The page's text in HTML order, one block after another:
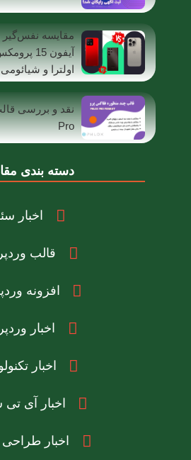
مقایسه
اولترا و شیائومی 14
Pro
دسته بندی
اخبار
قالب
افزونه
اخبار
اخبار
اخبار آی
اخبار